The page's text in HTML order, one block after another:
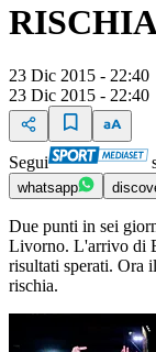
23 Dic 2015 - 22:40
23 Dic 2015 - 22:40
Segui
whatsapp
Due punti in sei
Livorno. L'arrivo di
risultati sperati. Ora
rischia.